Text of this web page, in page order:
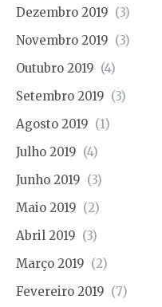
Dezembro 2019 (3)
Novembro 2019 (3)
Outubro 2019 (4)
Setembro 2019 (3)
Agosto 2019 (1)
Julho 2019 (4)
Junho 2019 (3)
Maio 2019 (2)
Abril 2019 (3)
Março 2019 (2)
Fevereiro 2019 (7)